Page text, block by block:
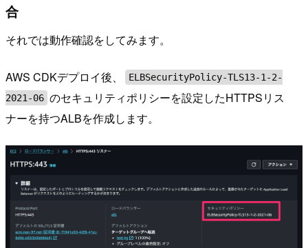
合
それでは動作確認をしてみます。
AWS CDKデプロイ後、
ELBSecurityPolicy-TLS13-1-2-
2021-06 のセキュリティポリシーを設定したHTTPSリス
ナーを持つALBを作成します。